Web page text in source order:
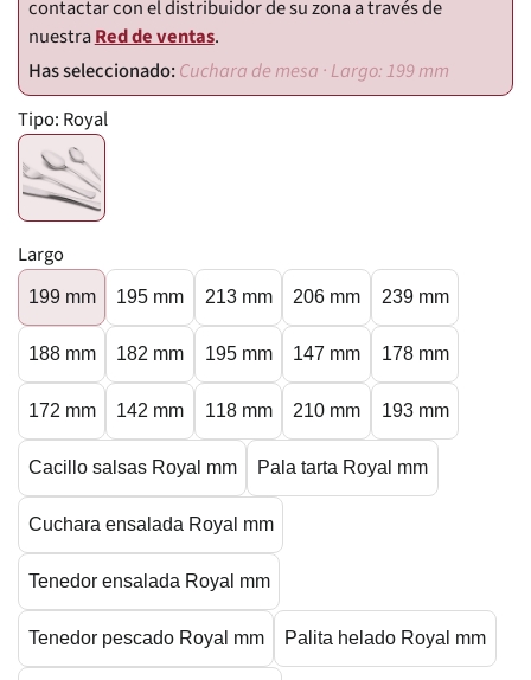
contactar con el distribuidor de su zona a través de
nuestraRed de ventas.
Cuchara de mesa · Largo: 199 mm
Tipo: Royal
Largo
199 mm 195 mm 213 mm 206 mm 239 mm
188 mm 182 mm 195 mm 147 mm 178 mm
172 mm 142 mm 118 mm 210 mm 193 mm
Cacillo salsas Royal mm Pala tarta Royal mm
Cuchara ensalada Royal mm
Tenedor ensalada Royal mm
Tenedor pescado Royal mm Palita helado Royal mm